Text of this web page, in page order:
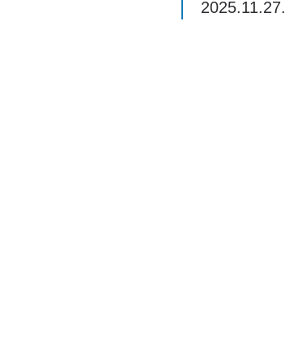
2025.11.27.